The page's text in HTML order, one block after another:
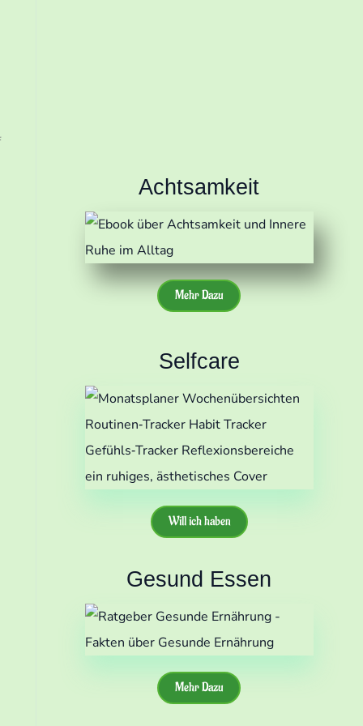
Achtsamkeit
Mehr Dazu
Selfcare
Will ich haben
Gesund Essen
Mehr Dazu